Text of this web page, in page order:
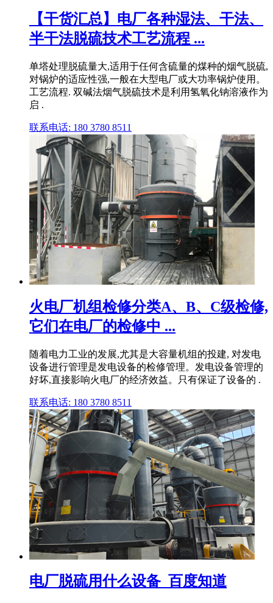
【干货汇总】电厂各种湿法、干法、
半干法脱硫技术工艺流程 ...
单塔处理脱硫量大,适用于任何含硫量的煤种的烟气脱硫,
对锅炉的适应性强,一般在大型电厂或大功率锅炉使用。
工艺流程. 双碱法烟气脱硫技术是利用氢氧化钠溶液作为
启 .
联系电话: 180 3780 8511
火电厂机组检修分类A、B、C级检修,
它们在电厂的检修中 ...
随着电力工业的发展,尤其是大容量机组的投建, 对发电
设备进行管理是发电设备的检修管理。发电设备管理的
好坏,直接影响火电厂的经济效益。只有保证了设备的 .
联系电话: 180 3780 8511
电厂脱硫用什么设备_百度知道